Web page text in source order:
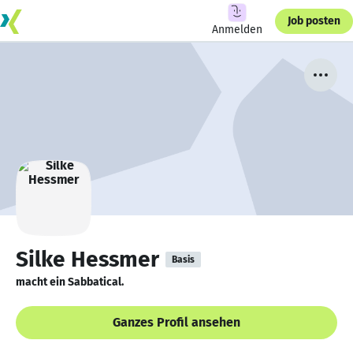
Anmelden
Job posten
Silke Hessmer Basis
macht ein Sabbatical.
Ganzes Profil ansehen